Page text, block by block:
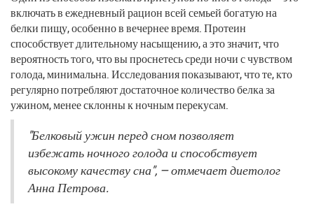
включать в ежедневный рацион всей семьей богатую на
белки пищу, особенно в вечернее время. Протеин
способствует длительному насыщению, а это значит, что
вероятность того, что вы проснетесь среди ночи с чувством
голода, минимальна. Исследования показывают, что те, кто
регулярно потребляют достаточное количество белка за
ужином, менее склонны к ночным перекусам.
"Белковый ужин перед сном позволяет
избежать ночного голода и способствует
высокому качеству сна", — отмечает диетолог
Анна Петрова.